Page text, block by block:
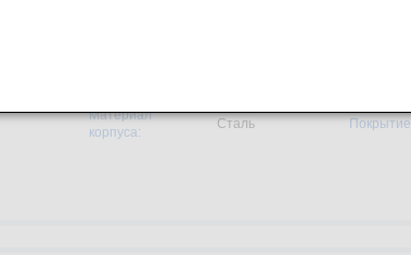
Материал
корпуса:
Сталь